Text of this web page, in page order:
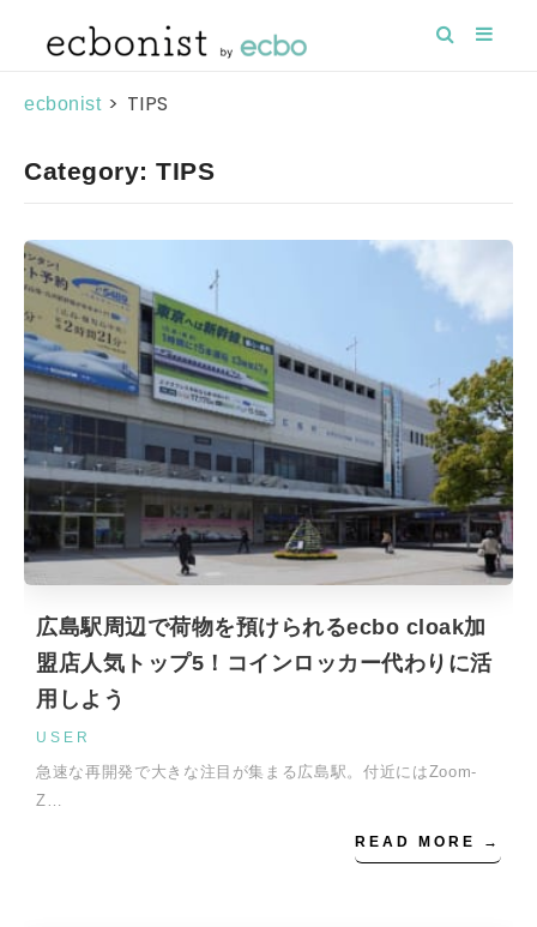
ecbonist > TIPS
Category: TIPS
広島駅周辺で荷物を預けられるecbo cloak加
盟店人気トップ5！コインロッカー代わりに活
用しよう
USER
急速な再開発で大きな注目が集まる広島駅。付近にはZoom-
Z…
READ MORE →